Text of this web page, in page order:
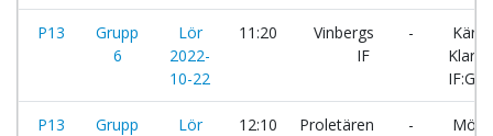
P13
Grupp
6
Lör
2022-
10-22
11:20
Vinbergs
IF
-
Kärra
IF:Gul
P13
Grupp
Lör
12:10
Proletären
-